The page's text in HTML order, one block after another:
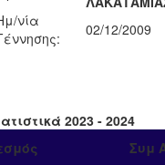
νία
02/12/2009
2023 - 2024
Συμ